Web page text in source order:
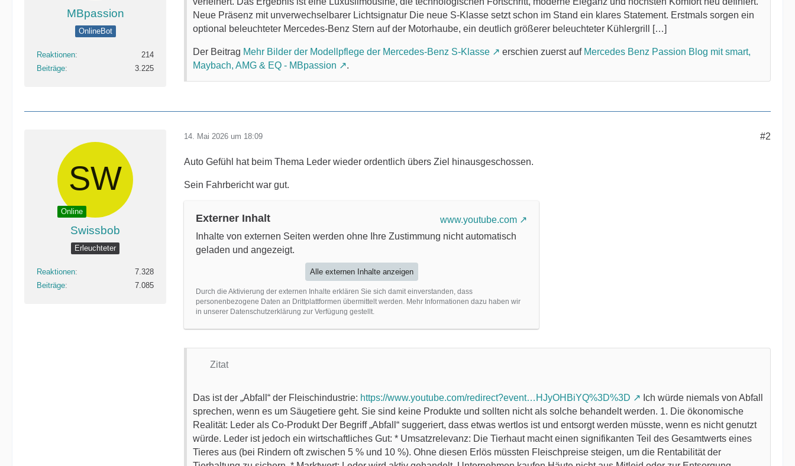
MBpassion
OnlineBot
Reaktionen
214
Beiträge
3.225
Neue Präsenz mit unverwechselbarer Lichtsignatur Die neue S-Klasse setzt schon im Stand ein klares Statement. Erstmals sorgen ein
optional beleuchteter Mercedes-Benz Stern auf der Motorhaube, ein deutlich größerer beleuchteter Kühlergrill […]
Der Beitrag Mehr Bilder der Modellpflege der Mercedes-Benz S-Klasse erschien zuerst auf Mercedes Benz Passion Blog mit smart,
Maybach, AMG & EQ - MBpassion
.
Online
Swissbob
Erleuchteter
Reaktionen
7.328
Beiträge
7.085
14. Mai 2026 um 18:09 #2
Auto Gefühl hat beim Thema Leder wieder ordentlich übers Ziel hinausgeschossen.
Sein Fahrbericht war gut.
Externer Inhalt
www.youtube.com
Inhalte von externen Seiten werden ohne Ihre Zustimmung nicht automatisch
geladen und angezeigt.
Alle externen Inhalte anzeigen
Durch die Aktivierung der externen Inhalte erklären Sie sich damit einverstanden, dass
personenbezogene Daten an Drittplattformen übermittelt werden. Mehr Informationen dazu haben wir
in unserer Datenschutzerklärung zur Verfügung gestellt.
Zitat
Das ist der „Abfall“ der Fleischindustrie: https://www.youtube.com/redirect?event…HJyOHBiYQ%3D%3D
Ich würde niemals von Abfall
sprechen, wenn es um Säugetiere geht. Sie sind keine Produkte und sollten nicht als solche behandelt werden. 1. Die ökonomische
Realität: Leder als Co-Produkt Der Begriff „Abfall“ suggeriert, dass etwas wertlos ist und entsorgt werden müsste, wenn es nicht genutzt
würde. Leder ist jedoch ein wirtschaftliches Gut: * Umsatzrelevanz: Die Tierhaut macht einen signifikanten Teil des Gesamtwerts eines
Tieres aus (bei Rindern oft zwischen 5 % und 10 %). Ohne diesen Erlös müssten Fleischpreise steigen, um die Rentabilität der